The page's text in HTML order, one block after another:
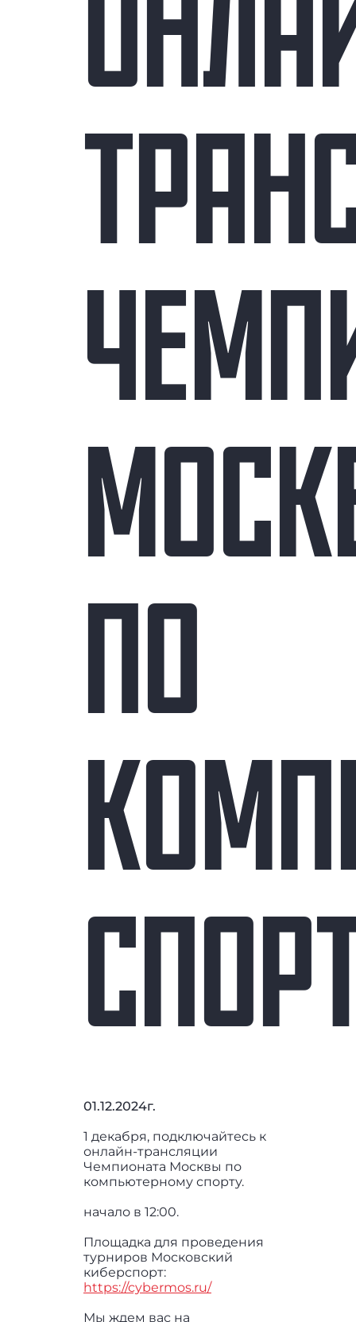
ПО
01.12.2024г.
1 декабря, подключайтесь к
онлайн-трансляции
Чемпионата Москвы по
компьютерному спорту.
начало в 12:00.
Площадка для проведения
турниров Московский
киберспорт:
https://cybermos.ru/
Мы ждем вас на